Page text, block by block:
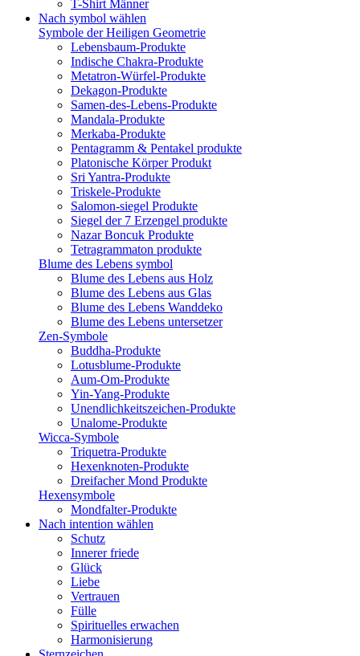
T-Shirt Männer
Nach symbol wählen
Symbole der Heiligen Geometrie
Lebensbaum-Produkte
Indische Chakra-Produkte
Metatron-Würfel-Produkte
Dekagon-Produkte
Samen-des-Lebens-Produkte
Mandala-Produkte
Merkaba-Produkte
Pentagramm & Pentakel produkte
Platonische Körper Produkt
Sri Yantra-Produkte
Triskele-Produkte
Salomon-siegel Produkte
Siegel der 7 Erzengel produkte
Nazar Boncuk Produkte
Tetragrammaton produkte
Blume des Lebens symbol​
Blume des Lebens aus Holz
Blume des Lebens aus Glas
Blume des Lebens Wanddeko
Blume des Lebens untersetzer
Zen-Symbole
Buddha-Produkte
Lotusblume-Produkte
Aum-Om-Produkte
Yin-Yang-Produkte
Unendlichkeitszeichen-Produkte
Unalome-Produkte
Wicca-Symbole
Triquetra-Produkte
Hexenknoten-Produkte
Dreifacher Mond Produkte
Hexensymbole
Mondfalter-Produkte
Nach intention wählen
Schutz
Innerer friede
Glück
Liebe
Vertrauen
Fülle
Spirituelles erwachen
Harmonisierung